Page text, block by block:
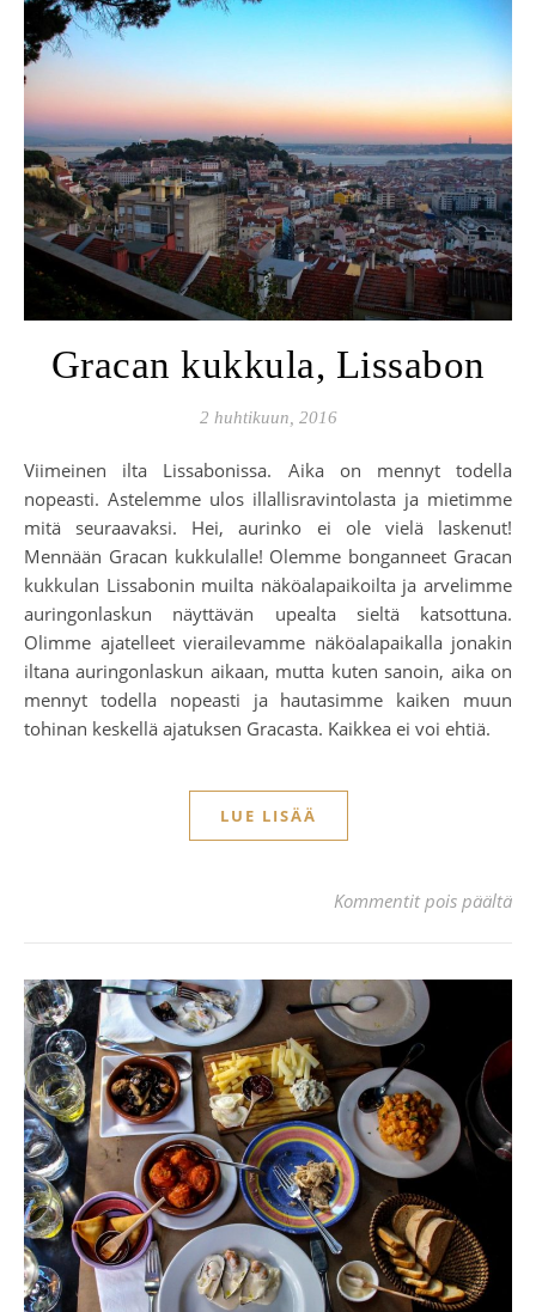
Gracan kukkula, Lissabon
2 huhtikuun, 2016
Viimeinen ilta Lissabonissa. Aika on mennyt todella
nopeasti. Astelemme ulos illallisravintolasta ja mietimme
mitä seuraavaksi. Hei, aurinko ei ole vielä laskenut!
Mennään Gracan kukkulalle! Olemme bonganneet Gracan
kukkulan Lissabonin muilta näköalapaikoilta ja arvelimme
auringonlaskun näyttävän upealta sieltä katsottuna.
Olimme ajatelleet vierailevamme näköalapaikalla jonakin
iltana auringonlaskun aikaan, mutta kuten sanoin, aika on
mennyt todella nopeasti ja hautasimme kaiken muun
tohinan keskellä ajatuksen Gracasta. Kaikkea ei voi ehtiä.
LUE LISÄÄ
Kommentit pois päältä